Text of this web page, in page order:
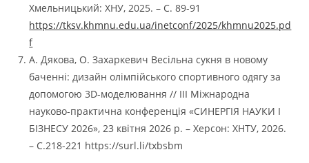
Хмельницький: ХНУ, 2025. – С. 89-91
https://tksv.khmnu.edu.ua/inetconf/2025/khmnu2025.pd
f
А. Дякова, О. Захаркевич Весільна сукня в новому
баченні: дизайн олімпійського спортивного одягу за
допомогою 3D-моделювання // III Міжнародна
науково-практична конференція «СИНЕРГІЯ НАУКИ І
БІЗНЕСУ 2026», 23 квітня 2026 р. – Херсон: ХНТУ, 2026.
– С.218-221 https://surl.li/txbsbm